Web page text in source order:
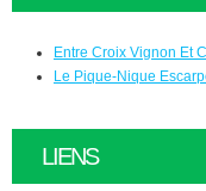
Entre Croix Vignon Et
Le Pique-Nique
LIENS